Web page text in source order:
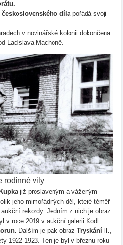
československého dílapořádá svoji
v novinářské kolonii dokončena
Ladislava Machoně.
rodinné vily
již proslaveným a váženým
jeho mimořádných děl, které téměř
rekordy. Jedním z nich je obraz
v roce 2019 v aukční galerii Kodl
Dalším je pak obraz Tryskání II.,
1922-1923. Ten je byl v březnu roku